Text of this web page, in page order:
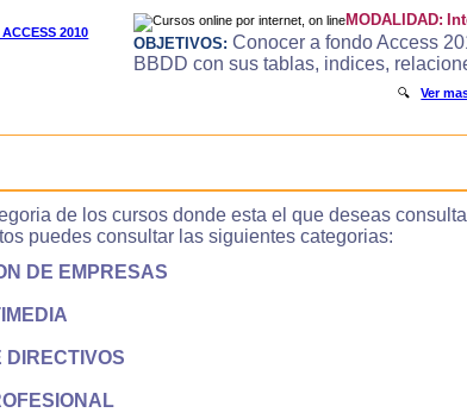
MODALIDAD:
OBJETIVOS: Conocer a fondo Access
BBDD con sus tablas, indices,
🔍Ver
de los cursos donde esta el que deseas
puedes consultar las siguientes categorias:
DE EMPRESAS